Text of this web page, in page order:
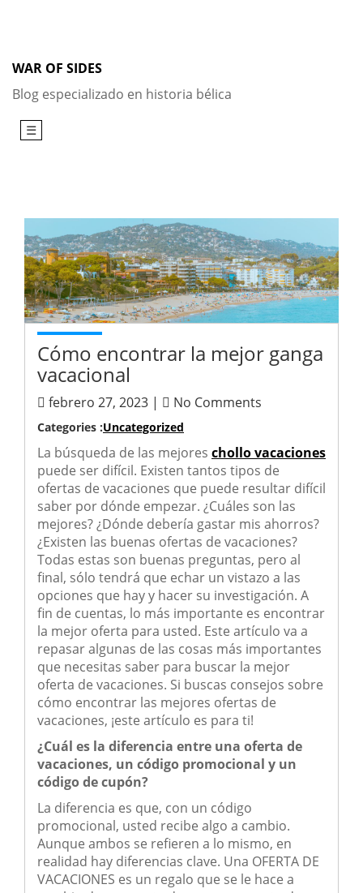
WAR OF SIDES
Blog especializado en historia bélica
☰
Cómo encontrar la mejor ganga
vacacional
febrero 27, 2023 | No Comments
Categories :Uncategorized
La búsqueda de las mejores chollo vacaciones
puede ser difícil. Existen tantos tipos de
ofertas de vacaciones que puede resultar difícil
saber por dónde empezar. ¿Cuáles son las
mejores? ¿Dónde debería gastar mis ahorros?
¿Existen las buenas ofertas de vacaciones?
Todas estas son buenas preguntas, pero al
final, sólo tendrá que echar un vistazo a las
opciones que hay y hacer su investigación. A
fin de cuentas, lo más importante es encontrar
la mejor oferta para usted. Este artículo va a
repasar algunas de las cosas más importantes
que necesitas saber para buscar la mejor
oferta de vacaciones. Si buscas consejos sobre
cómo encontrar las mejores ofertas de
vacaciones, ¡este artículo es para ti!
¿Cuál es la diferencia entre una oferta de
vacaciones, un código promocional y un
código de cupón?
La diferencia es que, con un código
promocional, usted recibe algo a cambio.
Aunque ambos se refieren a lo mismo, en
realidad hay diferencias clave. Una OFERTA DE
VACACIONES es un regalo que se le hace a